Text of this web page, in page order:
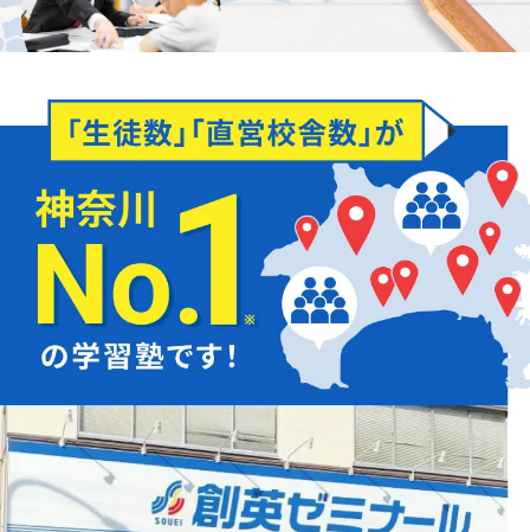
お子様の学習面だけでなく、
知っておきたい「入試の仕組みや傾向」も
保護者様にご説明いたします。